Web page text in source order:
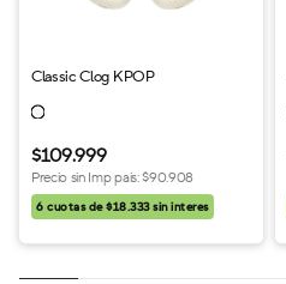
Classic Clog KPOP
$109.999
Precio sin Imp pais:$90.908
6 cuotas de $18.333 sin interes